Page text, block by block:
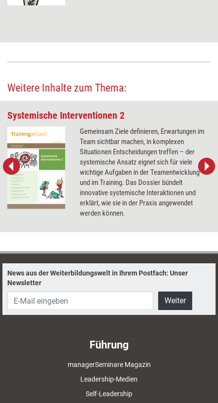
Weitere Inhalte zum Thema:
Systemische Interventionen 2
Gemeinsam Ziele definieren, Erwartungen im
Team sichtbar machen, in komplexen
Situationen Entscheidungen treffen – der
systemische Ansatz eignet sich für viele
wichtige Aufgaben in der Teamentwicklung
und im Training. Das Dossier bündelt
innovative systemische Interaktionen und
erklärt, wie sie in der Praxis angewendet
werden können.
News aus der Weiterbildungswelt in Ihrem Postfach: Unser
Newsletter
Weiter
Führung
managerSeminare Magazin
Leadership-Medien
Self-Leadership